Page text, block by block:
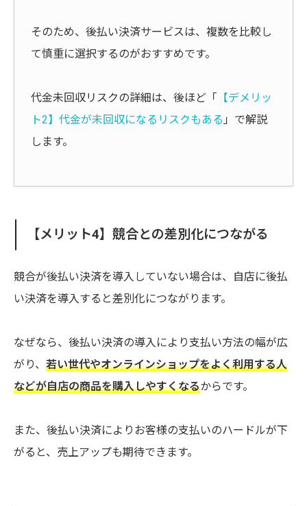
そのため、後払い決済サービスは、複数を比較し
て慎重に選択するのがおすすめです。
代金未回収リスクの詳細は、後ほど「 【デメリッ
ト2】代金が未回収になるリスクもある 」で解説
します。
【メリット4】競合との差別化につながる
競合が後払い決済を導入していない場合は、自店に後払
い決済を導入すると差別化につながります。
なぜなら、後払い決済の導入により支払い方法の幅が広
がり、 若い世代やオンラインショップをよく利用する人
などが自店の商品を購入しやすくなるからです。
また、後払い決済によりお客様の支払いのハードルが下
がると、売上アップも期待できます。